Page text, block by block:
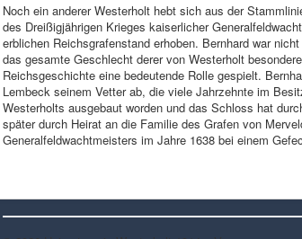
Noch ein anderer Westerholt hebt sich aus der
des Dreißigjährigen Krieges kaiserlicher
erblichen Reichsgrafenstand erhoben. Bernhard war
das gesamte Geschlecht derer von Westerholt
Reichsgeschichte eine bedeutende Rolle gespielt.
Lembeck seinem Vetter ab, die viele Jahrzehnte im
Westerholts ausgebaut worden und das Schloss hat
später durch Heirat an die Familie des Grafen von
Generalfeldwachtmeisters im Jahre 1638 bei einem